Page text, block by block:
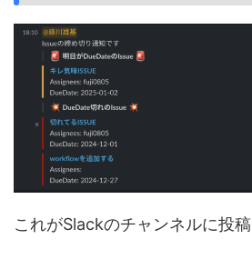
これがSlackのチャンネルに投稿